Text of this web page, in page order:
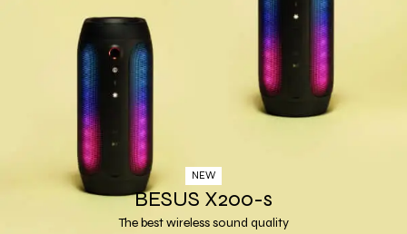
NEW
BESUS X200-s
The best wireless sound quality